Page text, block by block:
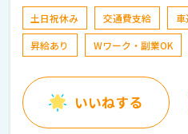
小倉駅 車で7分
土日祝休み 交通費支給
昇給あり
Wワーク・副業OK
いいねする